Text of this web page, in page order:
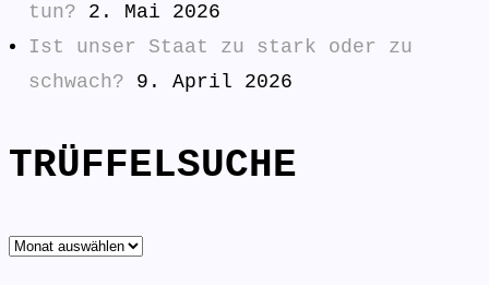
tun?
2. Mai 2026
Ist unser Staat zu stark oder zu
schwach?
9. April 2026
TRÜFFELSUCHE
TRÜFFELSUCHE